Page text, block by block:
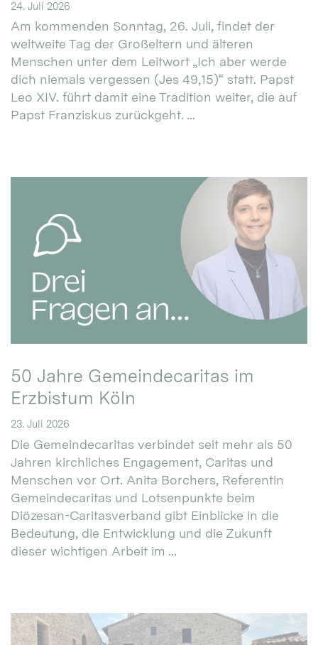
24. Juli 2026
Am kommenden Sonntag, 26. Juli, findet der
weltweite Tag der Großeltern und älteren
Menschen unter dem Leitwort „Ich aber werde
dich niemals vergessen (Jes 49,15)“ statt. Papst
Leo XIV. führt damit eine Tradition weiter, die auf
Papst Franziskus zurückgeht. ...
50 Jahre Gemeindecaritas im
Erzbistum Köln
23. Juli 2026
Die Gemeindecaritas verbindet seit mehr als 50
Jahren kirchliches Engagement, Caritas und
Menschen vor Ort. Anita Borchers, Referentin
Gemeindecaritas und Lotsenpunkte beim
Diözesan-Caritasverband gibt Einblicke in die
Bedeutung, die Entwicklung und die Zukunft
dieser wichtigen Arbeit im ...